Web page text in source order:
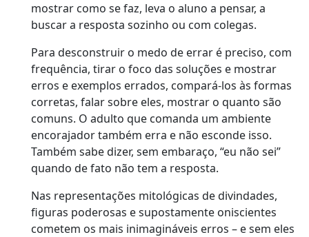
mostrar como se faz, leva o aluno a pensar, a
buscar a resposta sozinho ou com colegas.
Para desconstruir o medo de errar é preciso, com
frequência, tirar o foco das soluções e mostrar
erros e exemplos errados, compará-los às formas
corretas, falar sobre eles, mostrar o quanto são
comuns. O adulto que comanda um ambiente
encorajador também erra e não esconde isso.
Também sabe dizer, sem embaraço, “eu não sei”
quando de fato não tem a resposta.
Nas representações mitológicas de divindades,
figuras poderosas e supostamente oniscientes
cometem os mais inimagináveis erros – e sem eles